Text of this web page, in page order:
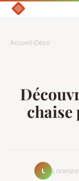
Accueil›Déco
chaise
L Lorenzo